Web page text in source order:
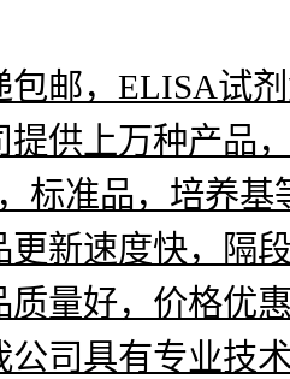
包邮，ELISA试
供上万种产品
标准品，培养基
更新速度快，隔
质量好，价格优
公司具有专业技